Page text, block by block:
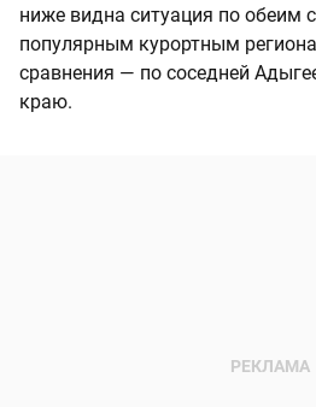
ниже видна ситуация по
популярным курортным
сравнения — по соседней
краю.